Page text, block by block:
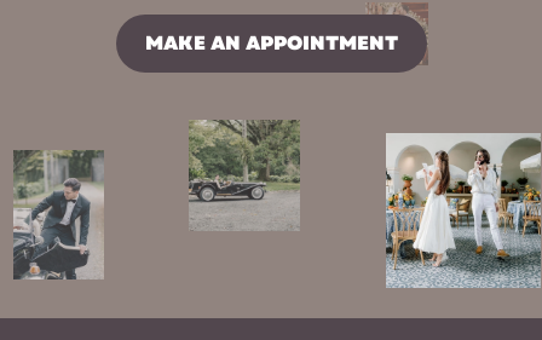
MAKE AN APPOINTMENT